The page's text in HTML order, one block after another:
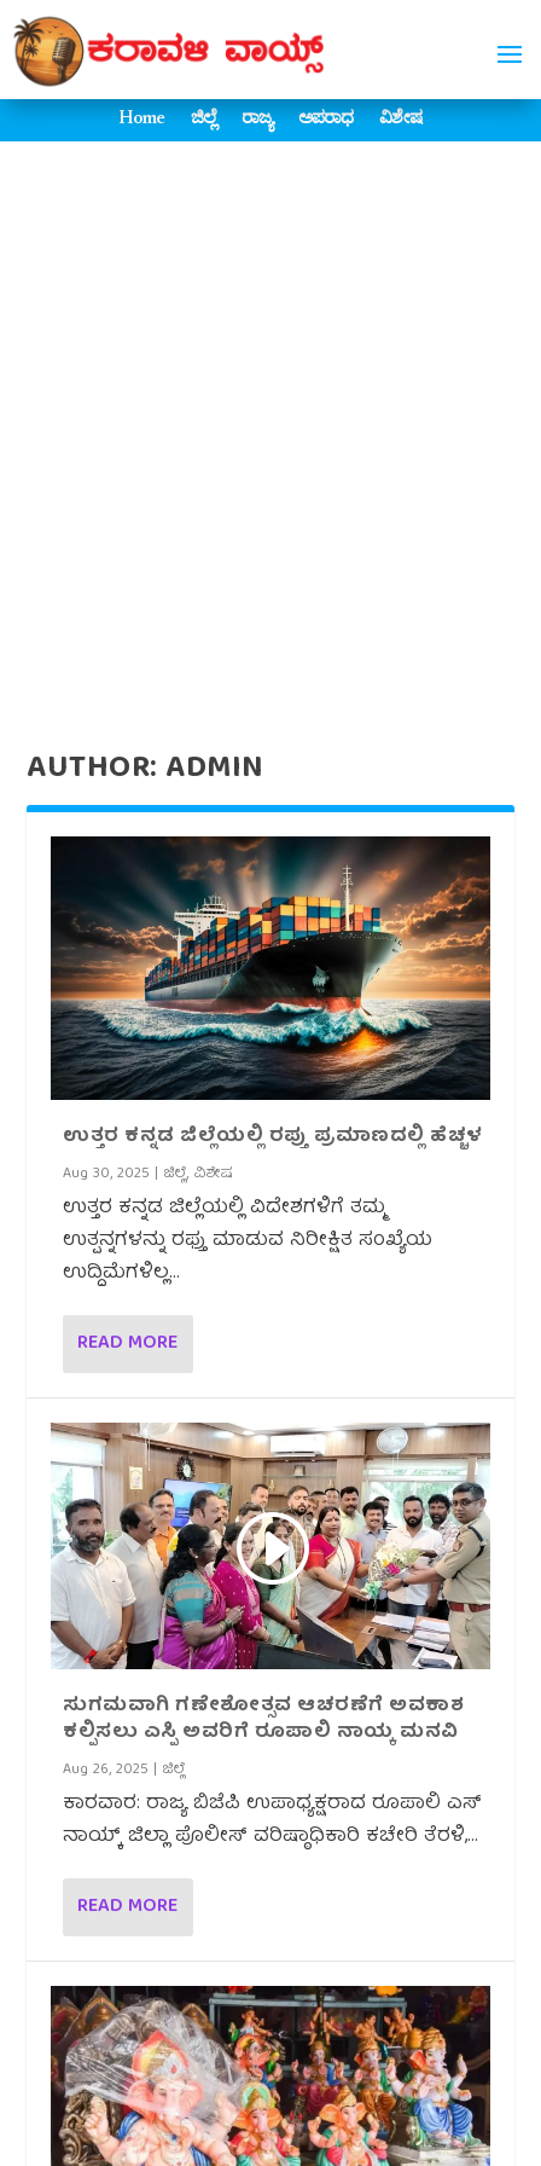
Home ಜಿಲ್ಲೆ ರಾಜ್ಯ ಅಪರಾಧ ವಿಶೇಷ
AUTHOR: ADMIN
ಉತ್ತರ ಕನ್ನಡ ಜಿಲ್ಲೆಯಲ್ಲಿ ರಪ್ತು ಪ್ರಮಾಣದಲ್ಲಿ ಹೆಚ್ಚಳ
Aug 30, 2025 | ಜಿಲ್ಲೆ, ವಿಶೇಷ
ಉತ್ತರ ಕನ್ನಡ ಜಿಲ್ಲೆಯಲ್ಲಿ ವಿದೇಶಗಳಿಗೆ ತಮ್ಮ
ಉತ್ಪನ್ನಗಳನ್ನು ರಫ್ತು ಮಾಡುವ ನಿರೀಕ್ಷಿತ ಸಂಖ್ಯೆಯ
ಉದ್ದಿಮೆಗಳಿಲ್ಲ...
READ MORE
ಸುಗಮವಾಗಿ ಗಣೇಶೋತ್ಸವ ಆಚರಣೆಗೆ ಅವಕಾಶ
ಕಲ್ಪಿಸಲು ಎಸ್ಪಿ ಅವರಿಗೆ ರೂಪಾಲಿ ನಾಯ್ಕ ಮನವಿ
Aug 26, 2025 | ಜಿಲ್ಲೆ
ಕಾರವಾರ: ರಾಜ್ಯ ಬಿಜೆಪಿ ಉಪಾಧ್ಯಕ್ಷರಾದ ರೂಪಾಲಿ ಎಸ್
ನಾಯ್ಕ್ ಜಿಲ್ಲಾ ಪೊಲೀಸ್ ವರಿಷ್ಠಾಧಿಕಾರಿ ಕಚೇರಿ ತೆರಳಿ,...
READ MORE